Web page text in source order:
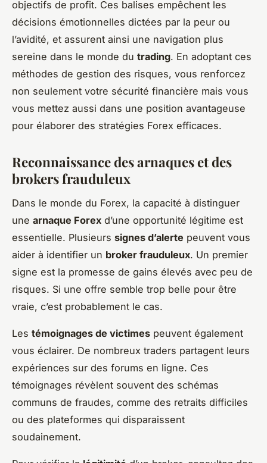
objectifs de profit. Ces balises empêchent les
décisions émotionnelles dictées par la peur ou
l’avidité, et assurent ainsi une navigation plus
sereine dans le monde du trading. En adoptant ces
méthodes de gestion des risques, vous renforcez
non seulement votre sécurité financière mais vous
vous mettez aussi dans une position avantageuse
pour élaborer des stratégies Forex efficaces.
Reconnaissance des arnaques et des
brokers frauduleux
Dans le monde du Forex, la capacité à distinguer
une arnaque Forex d’une opportunité légitime est
essentielle. Plusieurs signes d’alerte peuvent vous
aider à identifier un broker frauduleux. Un premier
signe est la promesse de gains élevés avec peu de
risques. Si une offre semble trop belle pour être
vraie, c’est probablement le cas.
Les témoignages de victimes peuvent également
vous éclairer. De nombreux traders partagent leurs
expériences sur des forums en ligne. Ces
témoignages révèlent souvent des schémas
communs de fraudes, comme des retraits difficiles
ou des plateformes qui disparaissent
soudainement.